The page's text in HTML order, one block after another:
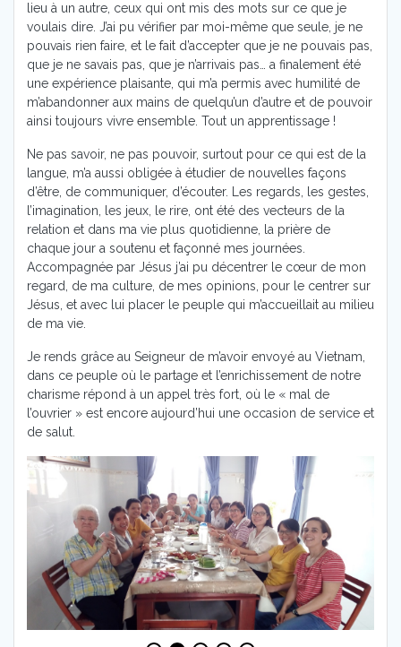
lieu à un autre, ceux qui ont mis des mots sur ce que je
voulais dire. J’ai pu vérifier par moi-même que seule, je ne
pouvais rien faire, et le fait d’accepter que je ne pouvais pas,
que je ne savais pas, que je n’arrivais pas… a finalement été
une expérience plaisante, qui m’a permis avec humilité de
m’abandonner aux mains de quelqu’un d’autre et de pouvoir
ainsi toujours vivre ensemble. Tout un apprentissage !
Ne pas savoir, ne pas pouvoir, surtout pour ce qui est de la
langue, m’a aussi obligée à étudier de nouvelles façons
d’être, de communiquer, d’écouter. Les regards, les gestes,
l’imagination, les jeux, le rire, ont été des vecteurs de la
relation et dans ma vie plus quotidienne, la prière de
chaque jour a soutenu et façonné mes journées.
Accompagnée par Jésus j’ai pu décentrer le cœur de mon
regard, de ma culture, de mes opinions, pour le centrer sur
Jésus, et avec lui placer le peuple qui m’accueillait au milieu
de ma vie.
Je rends grâce au Seigneur de m’avoir envoyé au Vietnam,
dans ce peuple où le partage et l’enrichissement de notre
charisme répond à un appel très fort, où le « mal de
l’ouvrier » est encore aujourd’hui une occasion de service et
de salut.